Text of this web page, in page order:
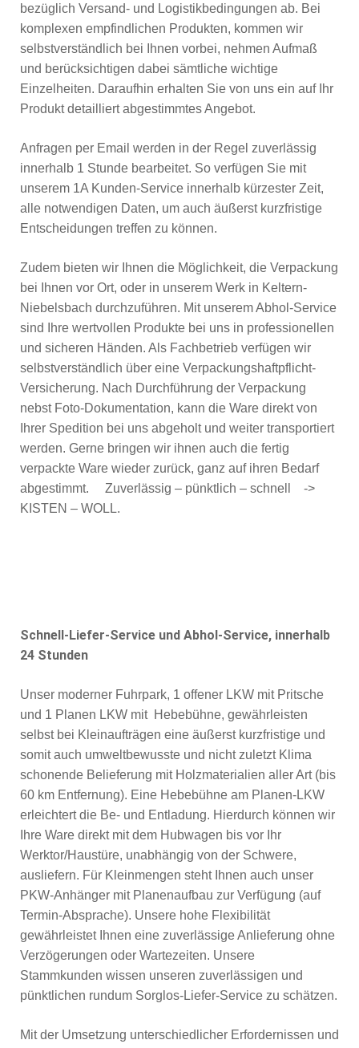
bezüglich Versand- und Logistikbedingungen ab. Bei
komplexen empfindlichen Produkten, kommen wir
selbstverständlich bei Ihnen vorbei, nehmen Aufmaß
und berücksichtigen dabei sämtliche wichtige
Einzelheiten. Daraufhin erhalten Sie von uns ein auf Ihr
Produkt detailliert abgestimmtes Angebot.
Anfragen per Email werden in der Regel zuverlässig
innerhalb 1 Stunde bearbeitet. So verfügen Sie mit
unserem 1A Kunden-Service innerhalb kürzester Zeit,
alle notwendigen Daten, um auch äußerst kurzfristige
Entscheidungen treffen zu können.
Zudem bieten wir Ihnen die Möglichkeit, die Verpackung
bei Ihnen vor Ort, oder in unserem Werk in Keltern-
Niebelsbach durchzuführen. Mit unserem Abhol-Service
sind Ihre wertvollen Produkte bei uns in professionellen
und sicheren Händen. Als Fachbetrieb verfügen wir
selbstverständlich über eine Verpackungshaftpflicht-
Versicherung. Nach Durchführung der Verpackung
nebst Foto-Dokumentation, kann die Ware direkt von
Ihrer Spedition bei uns abgeholt und weiter transportiert
werden. Gerne bringen wir ihnen auch die fertig
verpackte Ware wieder zurück, ganz auf ihren Bedarf
abgestimmt. Zuverlässig – pünktlich – schnell ->
KISTEN – WOLL.
Schnell-Liefer-Service und Abhol-Service, innerhalb
24 Stunden
Unser moderner Fuhrpark, 1 offener LKW mit Pritsche
und 1 Planen LKW mit Hebebühne, gewährleisten
selbst bei Kleinaufträgen eine äußerst kurzfristige und
somit auch umweltbewusste und nicht zuletzt Klima
schonende Belieferung mit Holzmaterialien aller Art (bis
60 km Entfernung). Eine Hebebühne am Planen-LKW
erleichtert die Be- und Entladung. Hierdurch können wir
Ihre Ware direkt mit dem Hubwagen bis vor Ihr
Werktor/Haustüre, unabhängig von der Schwere,
ausliefern. Für Kleinmengen steht Ihnen auch unser
PKW-Anhänger mit Planenaufbau zur Verfügung (auf
Termin-Absprache). Unsere hohe Flexibilität
gewährleistet Ihnen eine zuverlässige Anlieferung ohne
Verzögerungen oder Wartezeiten. Unsere
Stammkunden wissen unseren zuverlässigen und
pünktlichen rundum Sorglos-Liefer-Service zu schätzen.
Mit der Umsetzung unterschiedlicher Erfordernissen und